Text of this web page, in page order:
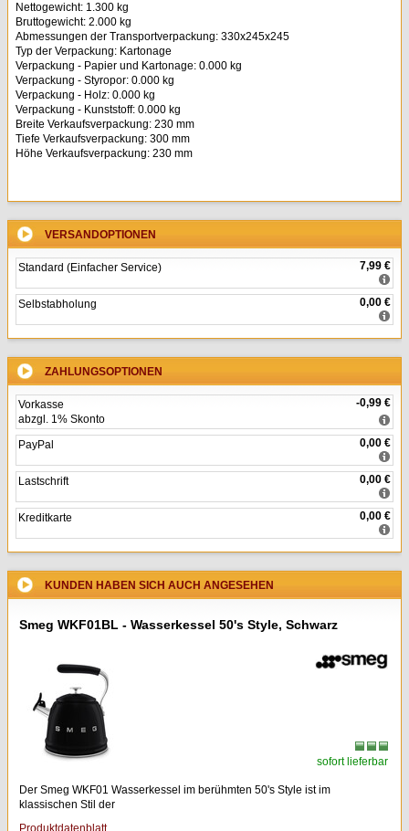
Nettogewicht: 1.300 kg
Bruttogewicht: 2.000 kg
Abmessungen der Transportverpackung: 330x245x245
Typ der Verpackung: Kartonage
Verpackung - Papier und Kartonage: 0.000 kg
Verpackung - Styropor: 0.000 kg
Verpackung - Holz: 0.000 kg
Verpackung - Kunststoff: 0.000 kg
Breite Verkaufsverpackung: 230 mm
Tiefe Verkaufsverpackung: 300 mm
Höhe Verkaufsverpackung: 230 mm
VERSANDOPTIONEN
7,99 €
Standard (Einfacher Service)
0,00 €
Selbstabholung
ZAHLUNGSOPTIONEN
Vorkasse
-0,99 €
abzgl. 1% Skonto
PayPal
0,00 €
Lastschrift 0,00 €
Kreditkarte 0,00 €
KUNDEN HABEN SICH AUCH ANGESEHEN
Smeg WKF01BL - Wasserkessel 50's Style, Schwarz
sofort lieferbar
Der Smeg WKF01 Wasserkessel im berühmten 50's Style ist im
klassischen Stil der
Produktdatenblatt